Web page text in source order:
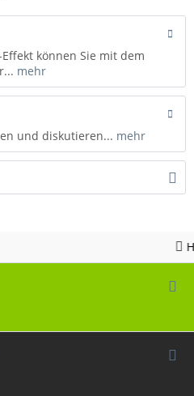
können Sie mit dem
mehr
und diskutieren... mehr
Hotline 05963 -